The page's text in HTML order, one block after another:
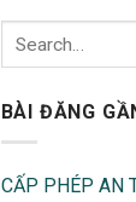
BÀI ĐĂNG
CẤP PHÉP AN